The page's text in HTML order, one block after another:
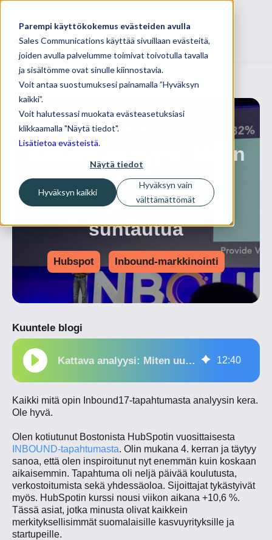
Parempi käyttökokemus evästeiden avulla
Sales Communications käyttää sivuillaan evästeitä,
joiden avulla palvelumme toimivat toivotulla tavalla
ja sisältömme ovat sinulle kiinnostavia.
Voit antaa suostumuksesi painamalla ”Hyväksyn
kaikki”.
Voit halutessasi muokata evästeasetuksiasi
klikkaamalla "Näytä tiedot".
Lisätietoa evästeistä.
Näytä tiedot
Hyväksyn kaikki
Hyväksyn vain
välttämättömät
02 lokakuuta, 2017
Kattava analyysi: Miten
uuteen inbound-
markkinointiin tulee
suhtautua
Hubspot Inbound-markkinointi
Kuuntele blogi
Kattava analyysi: Miten uuteen inbound-markkinointiin tulee suhtautua 12:40
Kaikki mitä opin Inbound17-tapahtumasta analyysin kera.
Ole hyvä.
Olen kotiutunut Bostonista HubSpotin vuosittaisesta
INBOUND-tapahtumasta. Olin mukana 4. kerran ja täytyy
sanoa, että olen inspiroitunut nyt enemmän kuin koskaan
aikaisemmin. Tapahtuma oli neljä päivää koulutusta,
verkostoitumista sekä yhdessäoloa. Sijoittajat tykästyivät
myös. HubSpotin kurssi nousi viikon aikana +10,6 %.
Tässä asiat, jotka minusta olivat kaikkein
merkityksellisimmät suomalaisille kasvuyrityksille ja
startupeille.